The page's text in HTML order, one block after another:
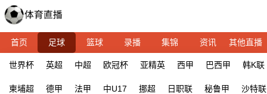
首页 足球 篮球 录播 集锦 资讯 其他直播
世界杯 英超 中超 欧冠杯 亚精英 西甲 巴西甲 韩K联
柬埔超 德甲 法甲 中U17 挪超 日职联 秘鲁甲 沙特联